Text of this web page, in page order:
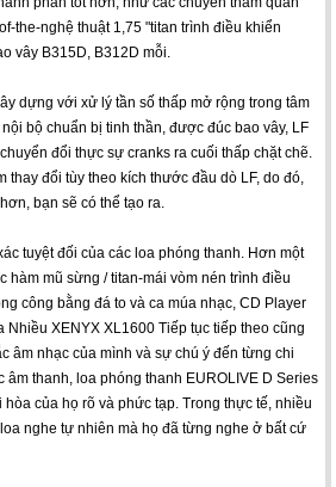
the-nghệ thuật 1,75 "titan trình điều khiển
vây B315D, B312D mỗi.
dựng với xử lý tần số thấp mở rộng trong tâm
bộ chuẩn bị tinh thần, được đúc bao vây, LF
đổi thực sự cranks ra cuối thấp chặt chẽ.
thay đổi tùy theo kích thước đầu dò LF, do đó,
bạn sẽ có thể tạo ra.
tuyệt đối của các loa phóng thanh. Hơn một
hàm mũ sừng / titan-mái vòm nén trình điều
công bằng đá to và ca múa nhạc, CD Player
Nhiều XENYX XL1600 Tiếp tục tiếp theo cũng
âm nhạc của mình và sự chú ý đến từng chi
âm thanh, loa phóng thanh EUROLIVE D Series
hòa của họ rõ và phức tạp. Trong thực tế, nhiều
nghe tự nhiên mà họ đã từng nghe ở bất cứ